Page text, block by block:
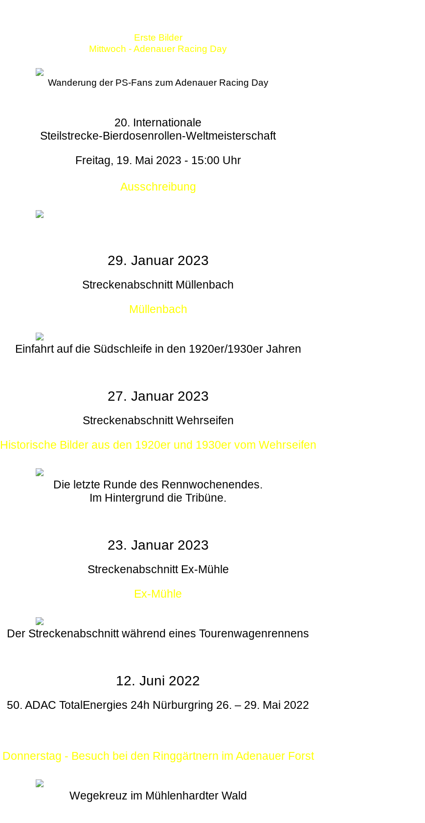
Erste Bilder
Mittwoch - Adenauer Racing Day
Wanderung der PS-Fans zum Adenauer Racing Day
20. Internationale
Steilstrecke-Bierdosenrollen-Weltmeisterschaft
Freitag, 19. Mai 2023 - 15:00 Uhr
Ausschreibung
29. Januar 2023
Streckenabschnitt Müllenbach
Müllenbach
Einfahrt auf die Südschleife in den 1920er/1930er Jahren
27. Januar 2023
Streckenabschnitt Wehrseifen
Historische Bilder aus den 1920er und 1930er vom Wehrseifen
Die letzte Runde des Rennwochenendes.
Im Hintergrund die Tribüne.
23. Januar 2023
Streckenabschnitt Ex-Mühle
Ex-Mühle
Der Streckenabschnitt während eines Tourenwagenrennens
12. Juni 2022
50. ADAC TotalEnergies 24h Nürburgring 26. – 29. Mai 2022
Donnerstag - Besuch bei den Ringgärtnern im Adenauer Forst
Wegekreuz im Mühlenhardter Wald